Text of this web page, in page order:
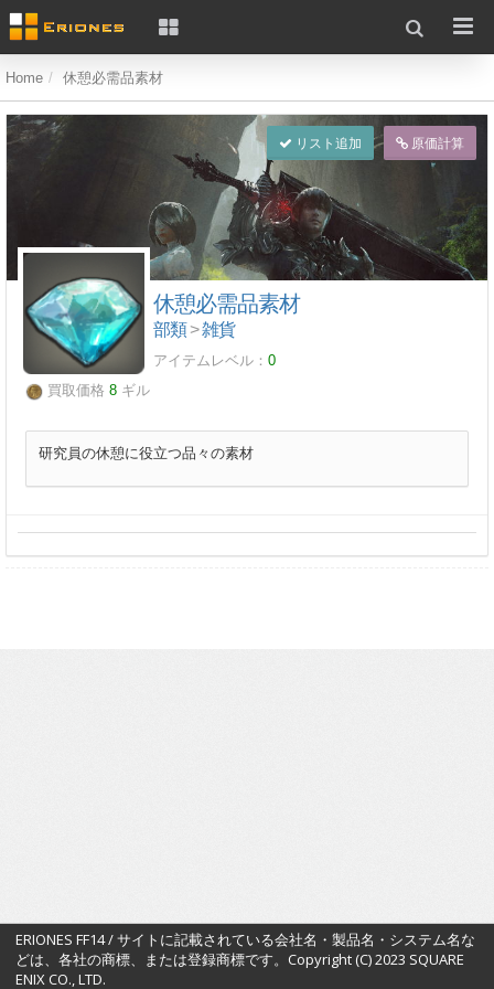
Home 休憩必需品素材
リスト追加 原価計算
休憩必需品素材
部類>雑貨
アイテムレベル： 0
買取価格 8 ギル
研究員の休憩に役立つ品々の素材
ERIONES FF14 / サイトに記載されている会社名・製品名・システム名な
どは、各社の商標、または登録商標です。Copyright (C) 2023 SQUARE
ENIX CO., LTD.